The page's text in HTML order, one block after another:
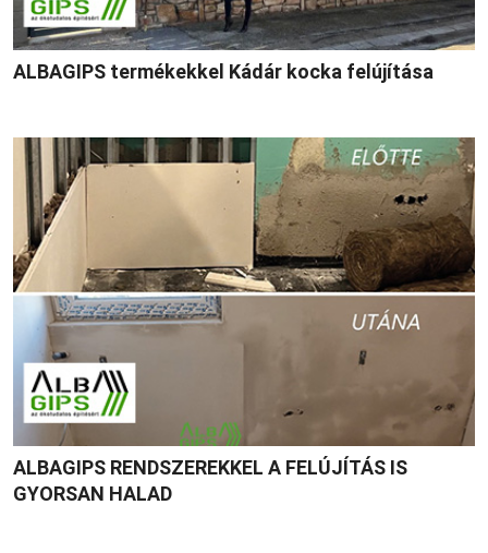
ALBAGIPS termékekkel Kádár kocka felújítása
ALBAGIPS RENDSZER­EKKEL A FELÚJÍTÁS IS
GYORSAN HALAD